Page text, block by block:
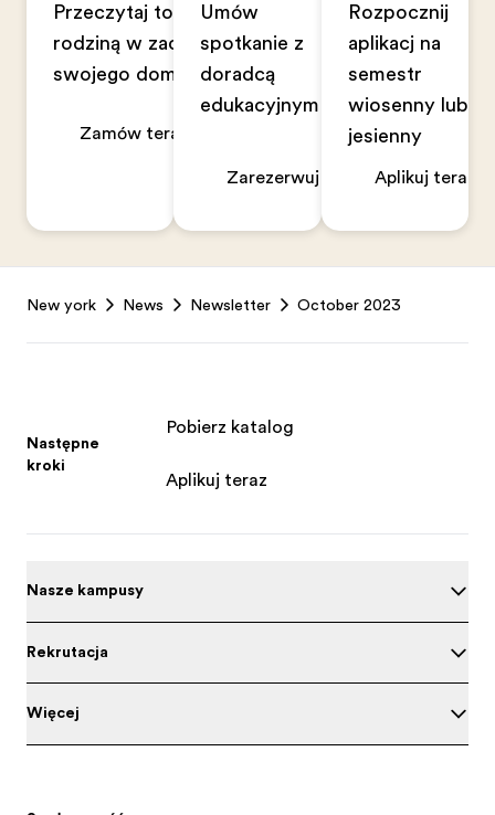
Przeczytaj to z
rodziną w zaciszu
swojego domu
Zamów teraz
Umów
spotkanie z
doradcą
edukacyjnym
Zarezerwuj teraz
Rozpocznij
aplikację na
semestr
wiosenny lub
jesienny
Aplikuj teraz
New york News Newsletter October 2023
Następne
kroki
Pobierz katalog
Aplikuj teraz
Nasze kampusy
Rekrutacja
Więcej